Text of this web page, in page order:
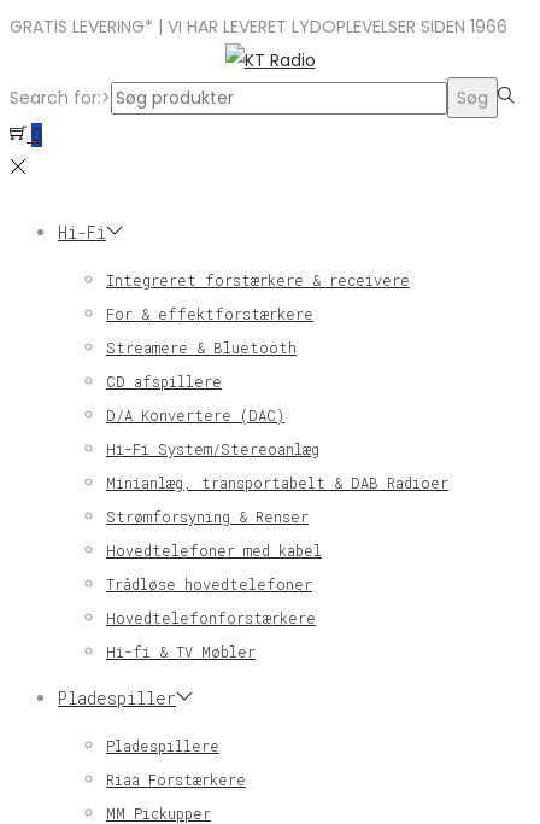
GRATIS LEVERING* | VI HAR LEVERET LYDOPLEVELSER SIDEN 1966
Search for:>
Søg
0
Hi-Fi
Integreret forstærkere & receivere
For & effektforstærkere
Streamere & Bluetooth
CD afspillere
D/A Konvertere (DAC)
Hi-Fi System/Stereoanlæg
Minianlæg, transportabelt & DAB Radioer
Strømforsyning & Renser
Hovedtelefoner med kabel
Trådløse hovedtelefoner
Hovedtelefonforstærkere
Hi-fi & TV Møbler
Pladespiller
Pladespillere
Riaa Forstærkere
MM Pickupper